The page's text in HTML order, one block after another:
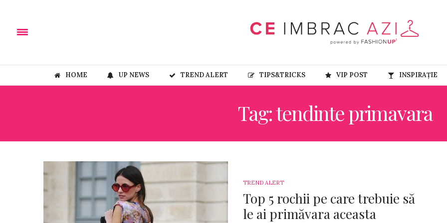
HOME UP NEWS TREND ALERT TIPS&TRICKS VIP POST INSPIRAȚIE
Tag: tendinte primavara
TREND ALERT
Top 5 rochii pe care trebuie să
le ai primăvara aceasta